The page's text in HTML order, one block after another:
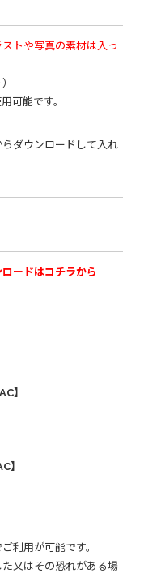
ストや写真の素材は入っ
可能です。
ダウンロードして入れ
ードはコチラから
】
】
利用が可能です。
又はその恐れがある場